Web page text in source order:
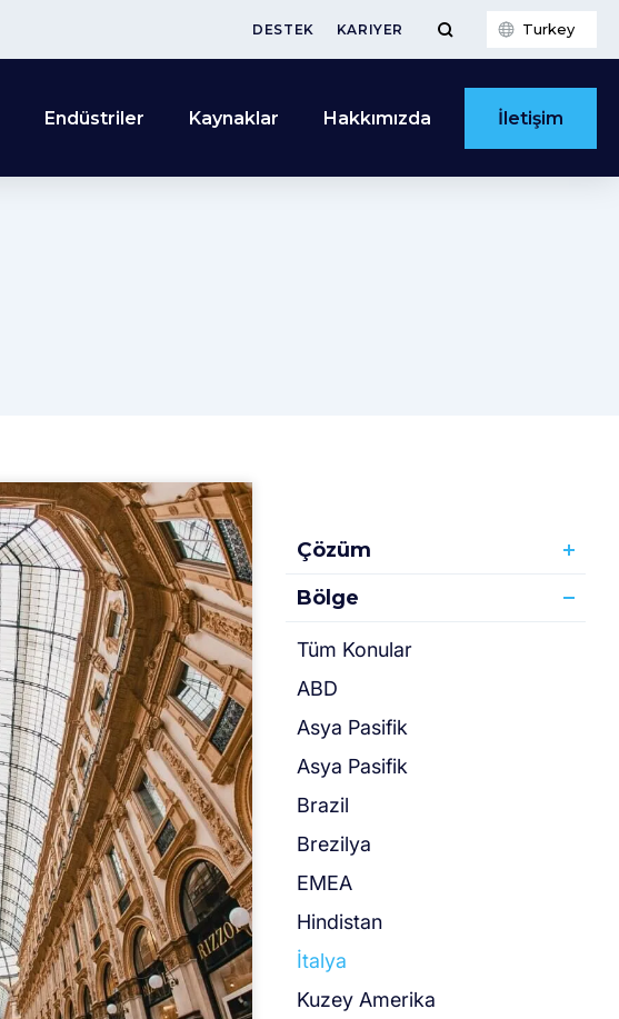
DESTEK KARIYER Turkey
Endüstriler Kaynaklar Hakkımızda İletişim
Çözüm
Bölge
Tüm Konular
ABD
Asya Pasifik
Asya Pasifik
Brazil
Brezilya
EMEA
Hindistan
İtalya
Kuzey Amerika